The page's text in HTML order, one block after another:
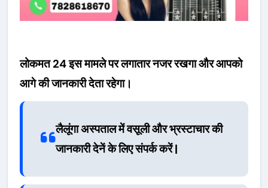
लोकमत 24 इस मामले पर लगातार नजर रखगा और आपको
आगे की जानकारी देता रहेगा।
लैलूंगा अस्पताल में वसूली और भ्रस्टाचार की
जानकारी देनें के लिए संपर्क करें |